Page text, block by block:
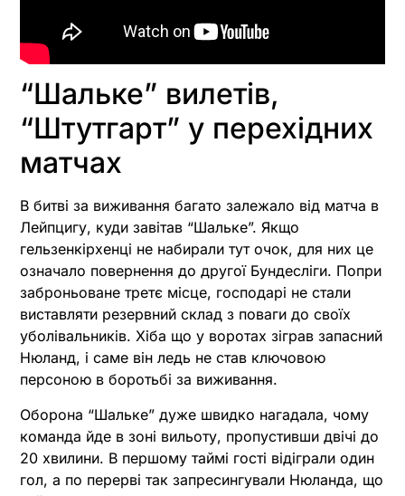
“Шальке” вилетів,
“Штутгарт” у перехідних
матчах
В битві за виживання багато залежало від матча в
Лейпцигу, куди завітав “Шальке”. Якщо
гельзенкірхенці не набирали тут очок, для них це
означало повернення до другої Бундесліги. Попри
заброньоване третє місце, господарі не стали
виставляти резервний склад з поваги до своїх
уболівальників. Хіба що у воротах зіграв запасний
Нюланд, і саме він ледь не став ключовою
персоною в боротьбі за виживання.
Оборона “Шальке” дуже швидко нагадала, чому
команда йде в зоні вильоту, пропустивши двічі до
20 хвилини. В першому таймі гості відіграли один
гол, а по перерві так запресингували Нюланда, що